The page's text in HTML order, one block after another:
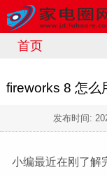
首页
fireworks 8 怎么
发布时间:
小编最近在刚了解